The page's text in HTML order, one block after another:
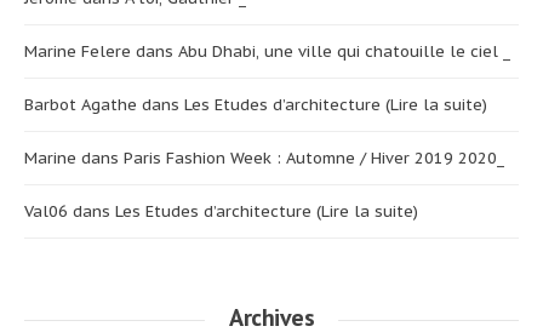
Marine Felere dans Abu Dhabi, une ville qui chatouille le ciel _
Barbot Agathe dans Les Etudes d’architecture (Lire la suite)
Marine dans Paris Fashion Week : Automne / Hiver 2019 2020_
Val06 dans Les Etudes d’architecture (Lire la suite)
Archives